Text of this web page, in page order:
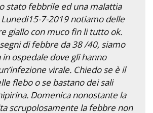
stato febbrile ed una malattia
7-2019 notiamo delle
giallo con muco fin li tutto ok.
di febbre da 38 /40, siamo
ospedale dove gli hanno
virale. Chiedo se è il
flebo o se bastano dei sali
Domenica nonostante la
scrupolosamente la febbre non